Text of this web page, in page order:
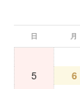
日 月
5
6